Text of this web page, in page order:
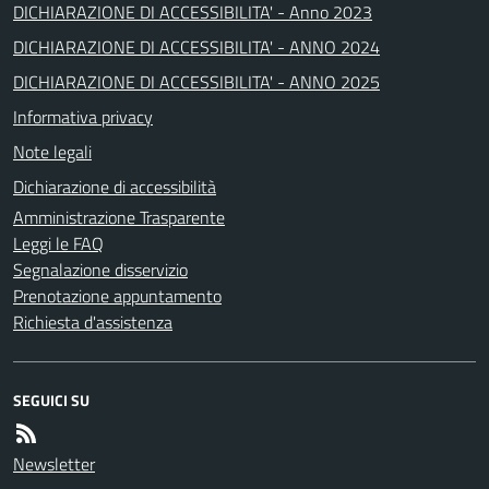
DICHIARAZIONE DI ACCESSIBILITA' - Anno 2023
DICHIARAZIONE DI ACCESSIBILITA' - ANNO 2024
DICHIARAZIONE DI ACCESSIBILITA' - ANNO 2025
Informativa privacy
Note legali
Dichiarazione di accessibilità
Amministrazione Trasparente
Leggi le FAQ
Segnalazione disservizio
Prenotazione appuntamento
Richiesta d'assistenza
SEGUICI SU
Newsletter